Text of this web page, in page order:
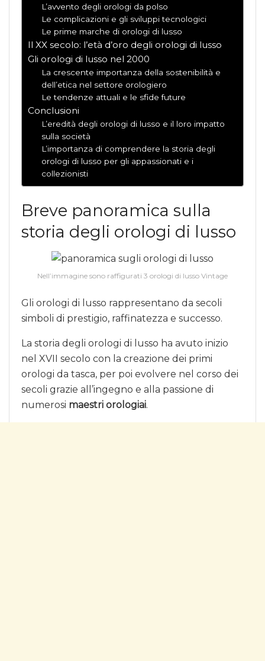
L’avvento degli orologi da polso
Le complicazioni e gli sviluppi tecnologici
Le prime marche di orologi di lusso
Il XX secolo: l’età d’oro degli orologi di lusso
Gli orologi di lusso nel 2000
La crescente importanza della sostenibilità e
dell’etica nel settore orologiero
Le tendenze attuali e le sfide future
Conclusioni
L’eredità degli orologi di lusso e il loro impatto
sulla società
L’importanza di comprendere la storia degli
orologi di lusso per gli appassionati e i
collezionisti
Breve panoramica sulla
storia degli orologi di lusso
Nell’immagine sono raffigurati 3 orologi di lusso Vintage
Gli orologi di lusso rappresentano da secoli
simboli di prestigio, raffinatezza e successo.
La storia degli orologi di lusso ha avuto inizio
nel XVII secolo con la creazione dei primi
orologi da tasca, per poi evolvere nel corso dei
secoli grazie all’ingegno e alla passione di
numerosi maestri orologiai.